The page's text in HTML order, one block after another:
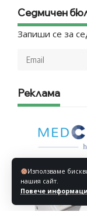
Използваме
нашия сайт.
Повече
Седмичен
Запиши се за
Реклама